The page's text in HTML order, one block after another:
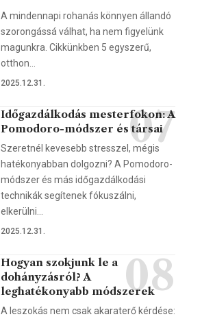
A mindennapi rohanás könnyen állandó
szorongássá válhat, ha nem figyelünk
magunkra. Cikkünkben 5 egyszerű,
otthon…
2025.12.31.
Időgazdálkodás mesterfokon: A
Pomodoro-módszer és társai
Szeretnél kevesebb stresszel, mégis
hatékonyabban dolgozni? A Pomodoro-
módszer és más időgazdálkodási
technikák segítenek fókuszálni,
elkerülni…
2025.12.31.
Hogyan szokjunk le a
dohányzásról? A
leghatékonyabb módszerek
A leszokás nem csak akaraterő kérdése: